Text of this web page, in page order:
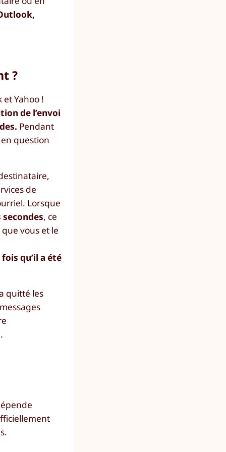
?
et Yahoo !
de l’envoi
Pendant
en question
de
Lorsque
, ce
vous et le
qu’il a été
quitté les